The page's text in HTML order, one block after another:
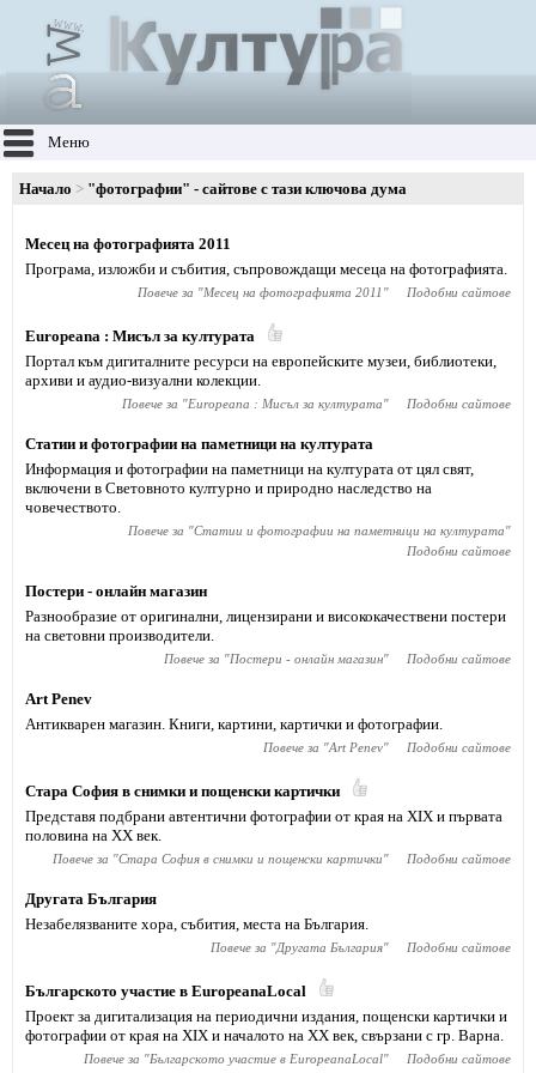
Меню
Начало "фотографии" - сайтове с тази ключова дума
Месец на фотографията 2011
Програма, изложби и събития, съпровождащи месеца на фотографията.
Повече за "Месец на фотографията 2011 " Подобни сайтове
Europeana : Мисъл за културата
Портал към дигиталните ресурси на европейските музеи, библиотеки,
архиви и аудио-визуални колекции.
Повече за "Europeana : Мисъл за културата" Подобни сайтове
Статии и фотографии на паметници на културата
Информация и фотографии на паметници на културата от цял свят,
включени в Световното културно и природно наследство на
човечеството.
Повече за "Статии и фотографии на паметници на културата"
Подобни сайтове
Постери - онлайн магазин
Разнообразие от оригинални, лицензирани и висококачествени постери
на световни производители.
Повече за "Постери - онлайн магазин" Подобни сайтове
Art Penev
Антикварен магазин. Книги, картини, картички и фотографии.
Повече за "Art Penev" Подобни сайтове
Стара София в снимки и пощенски картички
Представя подбрани автентични фотографии от края на XIX и първата
половина на XX век.
Повече за "Стара София в снимки и пощенски картички" Подобни сайтове
Другата България
Незабелязваните хора, събития, места на България.
Повече за "Другата България" Подобни сайтове
Българското участие в EuropeanaLocal
Проект за дигитализация на периодични издания, пощенски картички и
фотографии от края на XIX и началото на XX век, свързани с гр. Варна.
Повече за "Българското участие в EuropeanaLocal" Подобни сайтове